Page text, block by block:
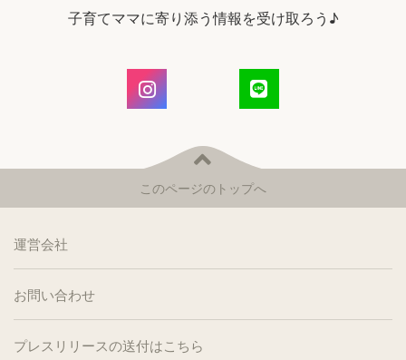
子育てママに寄り添う情報を受け取ろう♪
このページのトップへ
運営会社
お問い合わせ
プレスリリースの送付はこちら